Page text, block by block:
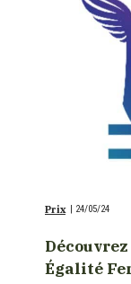
Prix 24/05/24
Égalité